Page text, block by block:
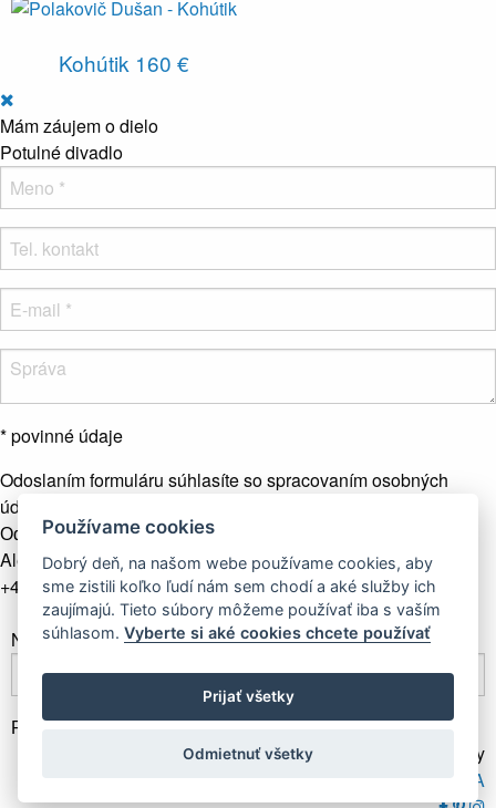
Kohútik 160 €
Mám záujem o dielo
Potulné divadlo
* povinné údaje
Odoslaním formuláru súhlasíte so spracovaním osobných
údajov.
Odoslať správu
Alebo nás kontaktujte telefonicky
+421 907 281 123
Newsletter
Prihlásiť odber
Gallery Gwerk © Copyright 2017 - 2026 | Dizajn by
4MEMEDIA
Používame cookies
Dobrý deň, na našom webe používame cookies, aby
sme zistili koľko ľudí nám sem chodí a aké služby ich
zaujímajú. Tieto súbory môžeme používať iba s vaším
súhlasom.Vyberte si aké cookies chcete používať
Prijať všetky
Odmietnuť všetky